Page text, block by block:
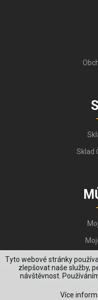
Tyto webové stránky
zlepšovat naše služby,
návštěvnost.
Více
Sklad
Copyright © 2006-2026,